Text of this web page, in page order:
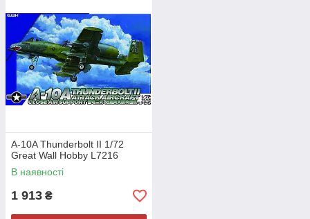
A-10A Thunderbolt II 1/72
Great Wall Hobby L7216
В наявності
1 913 ₴